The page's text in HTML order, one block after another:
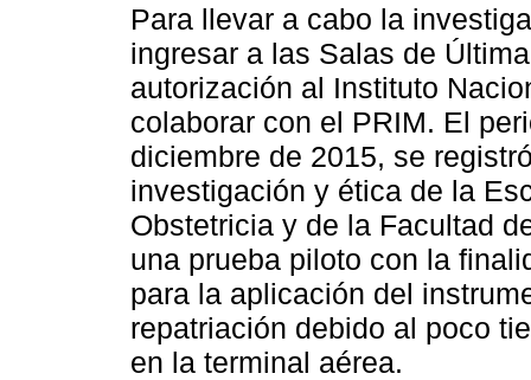
Para llevar a cabo la
ingresar a las Salas de
autorización al Instituto
colaborar con el PRIM. El
diciembre de 2015, se
investigación y ética de la
Obstetricia y de la Facultad
una prueba piloto con la
para la aplicación del
repatriación debido al poco
en la terminal aérea.